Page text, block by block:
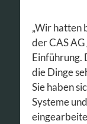
„Wir hatten
der CAS
Einführung.
die Dinge
Sie haben
Systeme